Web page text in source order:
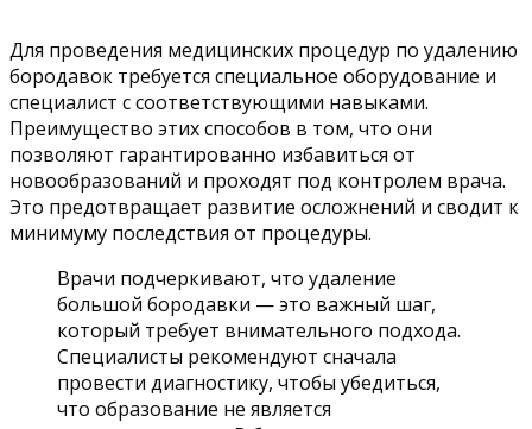
Для проведения медицинских процедур по удалению
бородавок требуется специальное оборудование и
специалист с соответствующими навыками.
Преимущество этих способов в том, что они
позволяют гарантированно избавиться от
новообразований и проходят под контролем врача.
Это предотвращает развитие осложнений и сводит к
минимуму последствия от процедуры.
Врачи подчеркивают, что удаление
большой бородавки — это важный шаг,
который требует внимательного подхода.
Специалисты рекомендуют сначала
провести диагностику, чтобы убедиться,
что образование не является